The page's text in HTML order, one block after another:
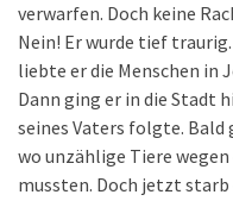
verwarfen. Doch keine
Nein! Er wurde tief
liebte er die Menschen in
Dann ging er in die Stadt
seines Vaters folgte. Bald
wo unzählige Tiere wegen
mussten. Doch jetzt starb